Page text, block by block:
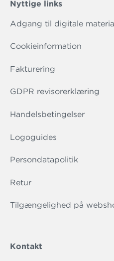
Nyttige links
Adgang til digitale
Cookieinformation
Fakturering
GDPR revisorerklæring
Handelsbetingelser
Logoguides
Persondatapolitik
Retur
Tilgængelighed på
Kontakt